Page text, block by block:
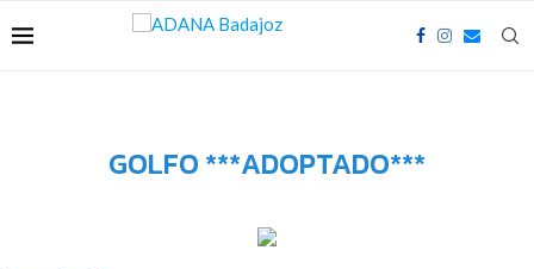
GOLFO ***ADOPTADO***